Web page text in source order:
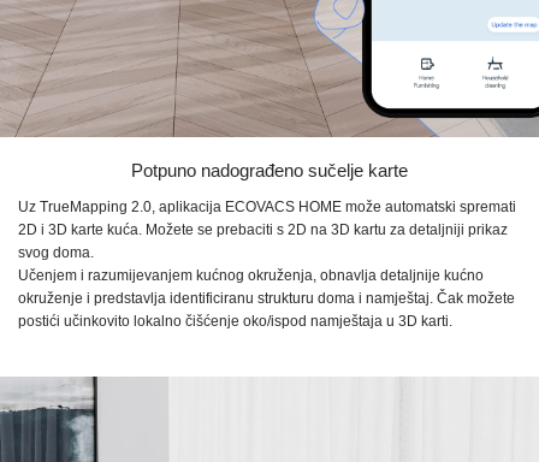
Potpuno nadograđeno sučelje karte
Uz TrueMapping 2.0, aplikacija ECOVACS HOME može automatski spremati
2D i 3D karte kuća. Možete se prebaciti s 2D na 3D kartu za detaljniji prikaz
svog doma.
Učenjem i razumijevanjem kućnog okruženja, obnavlja detaljnije kućno
okruženje i predstavlja identificiranu strukturu doma i namještaj. Čak možete
postići učinkovito lokalno čišćenje oko/ispod namještaja u 3D karti.